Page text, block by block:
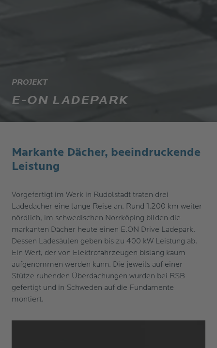
PROJEKT
E-ON LADEPARK
​Markante Dächer, beeindruckende
Leistung
Vorgefertigt im Werk in Rudolstadt traten drei
Ladedächer eine lange Reise an. Rund 1.200 km weiter
nördlich, im schwedischen Norrköping bilden die
markanten Dächer heute einen E.ON Drive Ladepark.
Dessen Ladesäulen geben bis zu 400 kW Leistung ab.
Ein Wert, der von Elektrofahrzeugen bislang kaum
aufgenommen werden kann. Die jeweils auf einer
Stütze ruhenden Überdachungen wurden bei RSB
gefertigt und in Schweden auf die Fundamente
montiert.